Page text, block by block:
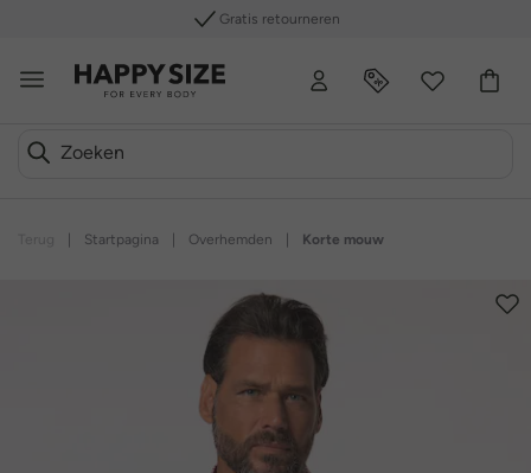
Gratis retourneren
Startpagina Overhemden Korte mouw